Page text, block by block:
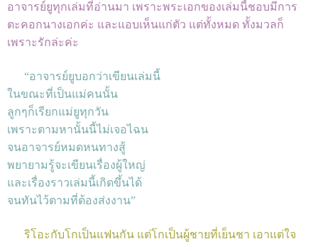
อาจารย์ยูทุกเล่มที่อ่านมา เพราะพระเอกของเล่มนี้ชอบมีการ
ตะคอกนางเอกค่ะ และแอบเห็นแก่ตัว แต่ทั้งหมด ทั้งมวลก็
เพราะรักล่ะค่ะ
“อาจารย์ยูบอกว่าเขียนเล่มนี้
ในขณะที่เป็นแม่คนนั้น
ลูกๆก็เรียกแม่ยูทุกวัน
เพราะตามหานั้นนี้ไม่เจอไฉน
จนอาจารย์หมดหนทางสู้
พยายามรู้จะเขียนเรื่องผู้ใหญ่
และเรื่องราวเล่มนี้เกิดขึ้นได้
จนทันไว้ตามที่ต้องส่งงาน”
ริโอะกับโกเป็นแฟนกัน แต่โกเป็นผู้ชายที่เย็นชา เอาแต่ใจ